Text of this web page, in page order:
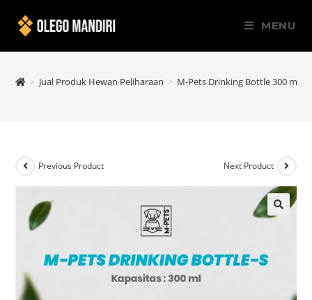
MENU
> Jual Produk Hewan Peliharaan > M-Pets Drinking Bottle 300 ml
Previous Product Next Product